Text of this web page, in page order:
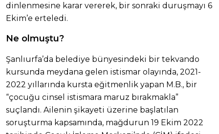
dinlenmesine karar vererek, bir sonraki duruşmayı 6
Ekim’e erteledi.
Ne olmuştu?
Şanlıurfa’da belediye bünyesindeki bir tekvando
kursunda meydana gelen istismar olayında, 2021-
2022 yıllarında kursta eğitmenlik yapan M.B., bir
“çocuğu cinsel istismara maruz bırakmakla”
suçlandı. Ailenin şikayeti üzerine başlatılan
soruşturma kapsamında, mağdurun 19 Ekim 2022